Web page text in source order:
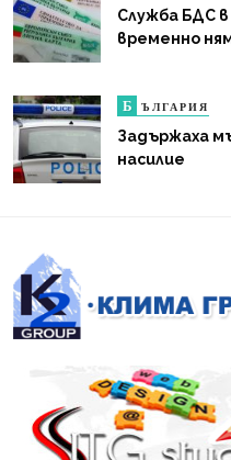
Служба БДС
временно
Б ЪЛГАРИЯ
Задържаха
насилие